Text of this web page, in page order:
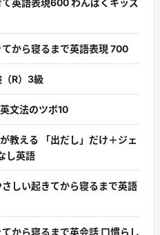
英語表現600 わんぱくキッズ
てから寝るまで英語表現 700
（R）3級
文法のツボ10
教える 「出だし」だけ＋ジェ
し英語
さしい起きてから寝るまで英語
から寝るまで英会話 口慣らし